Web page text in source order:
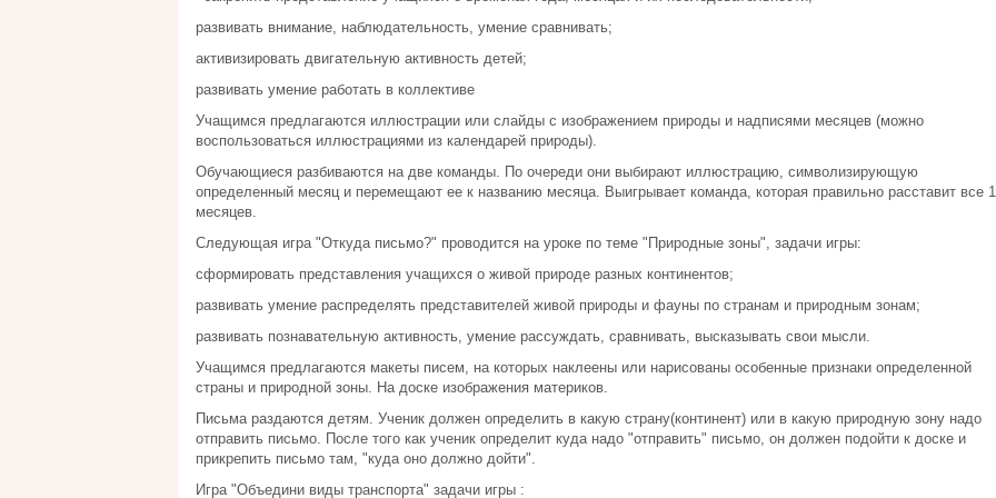
развивать внимание, наблюдательность, умение сравнивать;
активизировать двигательную активность детей;
развивать умение работать в коллективе
Учащимся предлагаются иллюстрации или слайды с изображением природы и надписями месяцев (можно
воспользоваться иллюстрациями из календарей природы).
Обучающиеся разбиваются на две команды. По очереди они выбирают иллюстрацию, символизирующую
определенный месяц и перемещают ее к названию месяца. Выигрывает команда, которая правильно расставит все
месяцев.
Следующая игра "Откуда письмо?" проводится на уроке по теме "Природные зоны", задачи игры:
сформировать представления учащихся о живой природе разных континентов;
развивать умение распределять представителей живой природы и фауны по странам и природным зонам;
развивать познавательную активность, умение рассуждать, сравнивать, высказывать свои мысли.
Учащимся предлагаются макеты писем, на которых наклеены или нарисованы особенные признаки определенной
страны и природной зоны. На доске изображения материков.
Письма раздаются детям. Ученик должен определить в какую страну(континент) или в какую природную зону надо
отправить письмо. После того как ученик определит куда надо "отправить" письмо, он должен подойти к доске и
прикрепить письмо там, "куда оно должно дойти".
Игра "Объедини виды транспорта" задачи игры :